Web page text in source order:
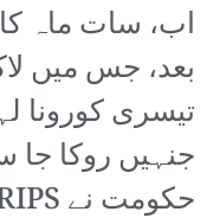
اب، سات ماہ
بعد، جس میں
تیسری کورونا
جنہیں روکا جا